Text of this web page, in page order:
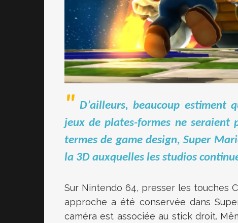
D’ailleurs, beaucoup estiment
jeux de plates-formes ne seraient
termes de game design, Super
la 3D auxquelles les studios
Sur Nintendo 64, presser les touches
approche a été conservée dans
caméra est associée au stick droit.